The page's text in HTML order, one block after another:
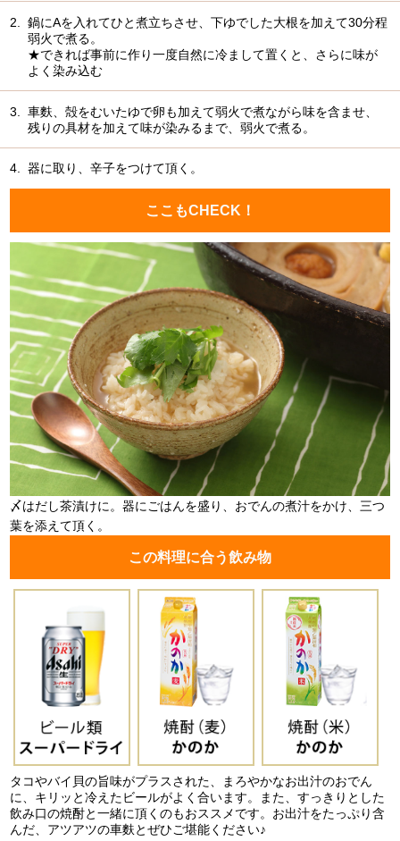
2.
鍋にAを入れてひと煮立ちさせ、下ゆでした大根を加えて30分程
弱火で煮る。
★できれば事前に作り一度自然に冷まして置くと、さらに味が
よく染み込む
3.
車麩、殻をむいたゆで卵も加えて弱火で煮ながら味を含ませ、
残りの具材を加えて味が染みるまで、弱火で煮る。
4. 器に取り、辛子をつけて頂く。
ここもCHECK！
〆はだし茶漬けに。器にごはんを盛り、おでんの煮汁をかけ、三つ
葉を添えて頂く。
この料理に合う飲み物
タコやバイ貝の旨味がプラスされた、まろやかなお出汁のおでん
に、キリッと冷えたビールがよく合います。また、すっきりとした
飲み口の焼酎と一緒に頂くのもおススメです。お出汁をたっぷり含
んだ、アツアツの車麩とぜひご堪能ください♪